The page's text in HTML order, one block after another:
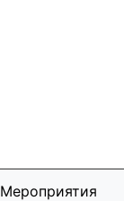
Мероприятия